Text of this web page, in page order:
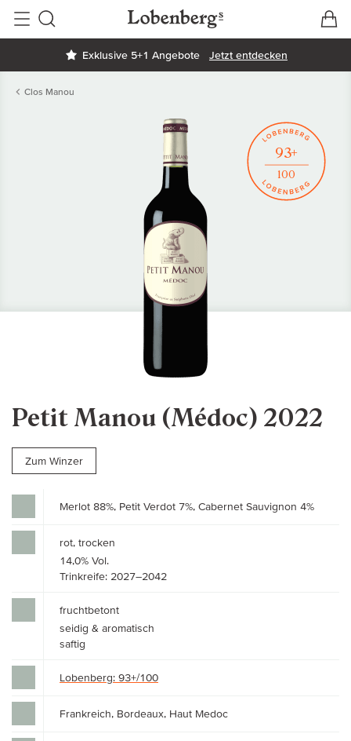
Exklusive 5+1 Angebote Jetzt entdecken
Suche
Clos Manou
Petit Manou (Médoc) 2022
Zum Winzer
93+
100
Merlot 88%, Petit Verdot 7%, Cabernet Sauvignon 4%
rot, trocken
14,0% Vol.
Trinkreife: 2027–2042
fruchtbetont
seidig & aromatisch
saftig
Lobenberg: 93+/100
Frankreich, Bordeaux, Haut Medoc